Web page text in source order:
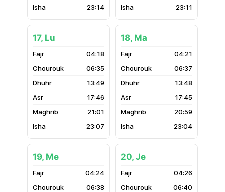
23:14 23:11
17, Lu
04:18
06:35
13:49
17:46
21:01
23:07
18, Ma
04:21
06:37
13:48
17:45
20:59
23:04
19, Me
04:24
06:38
20, Je
04:26
06:40